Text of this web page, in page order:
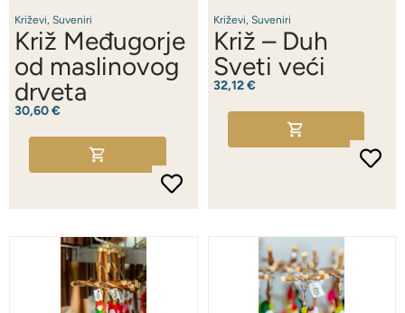
Križevi, Suveniri
Križ Međugorje
od maslinovog
drveta
30,60€
Križevi, Suveniri
Križ – Duh
Sveti veći
32,12€